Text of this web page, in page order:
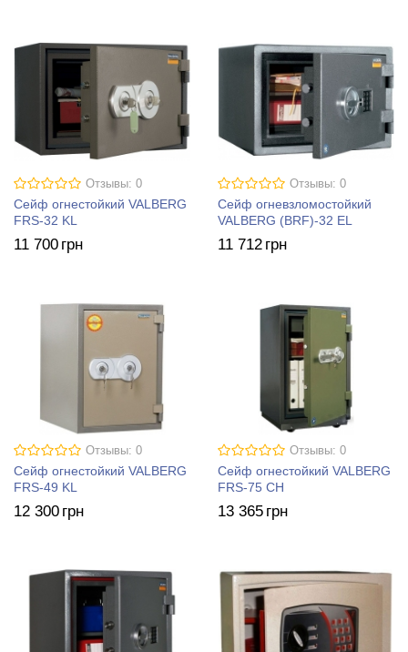
Отзывы: 0
Сейф огнестойкий VALBERG
FRS-32 KL
11 700 грн
Отзывы: 0
Сейф огневзломостойкий
VALBERG (BRF)-32 EL
11 712 грн
Отзывы: 0
Сейф огнестойкий VALBERG
FRS-49 KL
12 300 грн
Отзывы: 0
Сейф огнестойкий VALBERG
FRS-75 CH
13 365 грн